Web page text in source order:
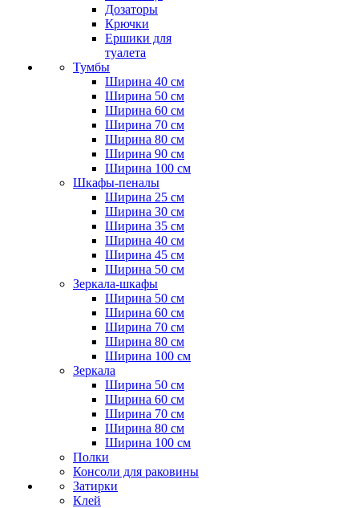
Дозаторы
Крючки
Ершики для
туалета
Тумбы
Ширина 40 см
Ширина 50 см
Ширина 60 см
Ширина 70 см
Ширина 80 см
Ширина 90 см
Ширина 100 см
Шкафы-пеналы
Ширина 25 см
Ширина 30 см
Ширина 35 см
Ширина 40 см
Ширина 45 см
Ширина 50 см
Зеркала-шкафы
Ширина 50 см
Ширина 60 см
Ширина 70 см
Ширина 80 см
Ширина 100 см
Зеркала
Ширина 50 см
Ширина 60 см
Ширина 70 см
Ширина 80 см
Ширина 100 см
Полки
Консоли для раковины
Затирки
Клей